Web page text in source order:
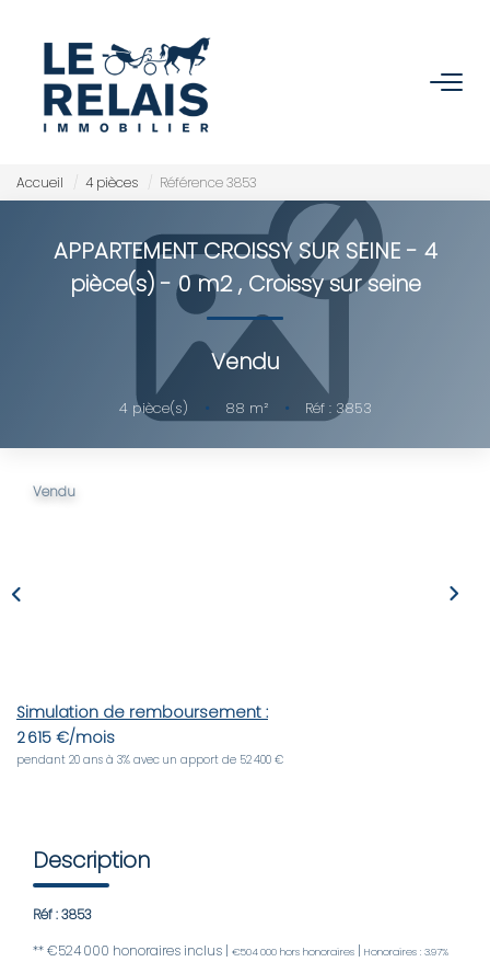
ACHETER
Nos Biens
Nos Services
VENDRE/ESTIMER
GÉRER
PROGRAMMES NEUFS
Accueil 4 pièces Référence 3853
APPARTEMENT CROISSY SUR SEINE - 4
pièce(s) - 0 m2, Croissy sur seine
Vendu
4 pièce(s) • 88 m² • Réf : 3853
Vendu
Simulation de remboursement :
2 615 €/mois
pendant 20 ans à 3% avec un apport de 52 400 €
Description
Réf : 3853
** €524 000 honoraires inclus | €504 000 hors honoraires | Honoraires : 3.97%